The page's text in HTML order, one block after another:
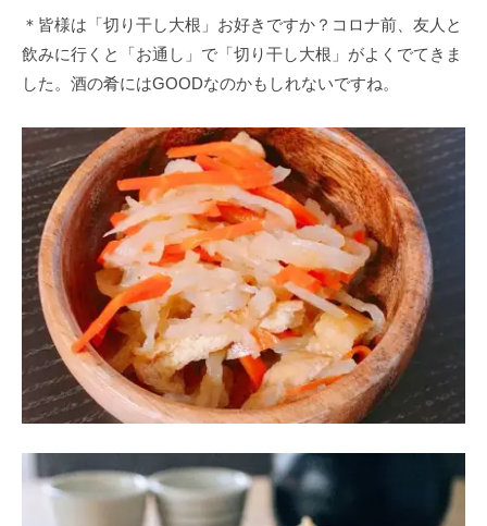
＊皆様は「切り干し大根」お好きですか？コロナ前、友人と
飲みに行くと「お通し」で「切り干し大根」がよくでてきま
した。酒の肴にはGOODなのかもしれないですね。